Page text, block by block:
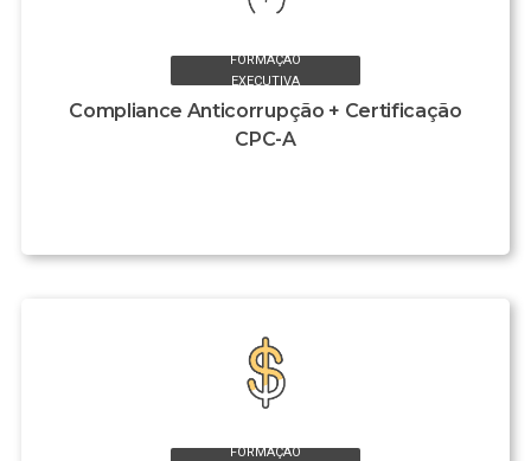
FORMAÇÃO
EXECUTIVA
Compliance Anticorrupção + Certificação
CPC-A
FORMAÇÃO